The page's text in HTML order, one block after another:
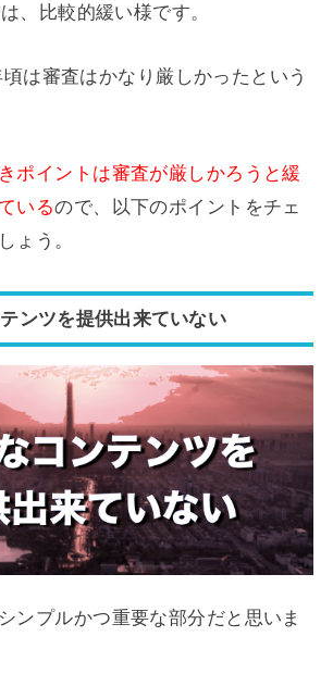
、比較的緩い様です。
は審査はかなり厳しかったという
ポイントは審査が厳しかろうと緩
いるので、以下のポイントをチェ
ょう。
ンツを提供出来ていない
ンプルかつ重要な部分だと思いま